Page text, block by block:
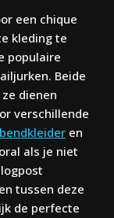
een chique
kleding te
populaire
Beide
dienen
verschillende
en
als je niet
tussen deze
de perfecte